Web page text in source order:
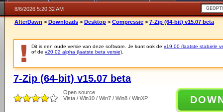
8/6/2026 5:20:32 AM
AfterDawn > Downloads > Desktop > Compressie > 7-Zip (64-bit) v15.07 beta
Dit is een oude versie van deze software. Je kunt ook de v19.00 (laatste stabiele
of de v20.02 alpha (laatste beta versie)
7-Zip (64-bit) v15.07 beta
Open source
Vista / Win10 / Win7 / Win8 / WinXP